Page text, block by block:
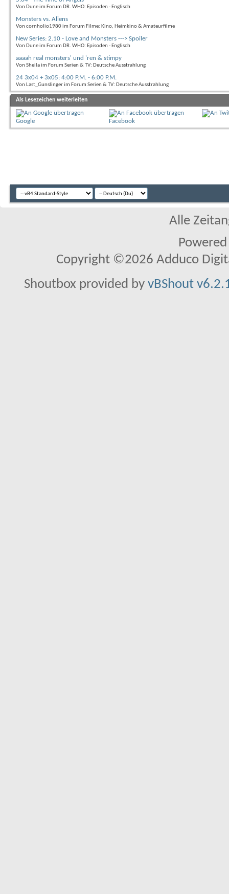
Von Dune im Forum DR. WHO: Episoden - Englisch
Monsters vs. Aliens
Von cornholio1980 im Forum Filme: Kino, Heimkino & Amateurfilme
New Series: 2.10 - Love and Monsters ---> Spoiler
Von Dune im Forum DR. WHO: Episoden - Englisch
aaaah real monsters' und 'ren & stimpy
Von Sheila im Forum Serien & TV: Deutsche Ausstrahlung
24 3x04 + 3x05: 4:00 P.M. - 6:00 P.M.
Von Last_Gunslinger im Forum Serien & TV: Deutsche Ausstrahlung
Als Lesezeichen weiterleiten
Google Facebook
Alle
Copyright ©2026 Adduco
Shoutbox provided by vBShout